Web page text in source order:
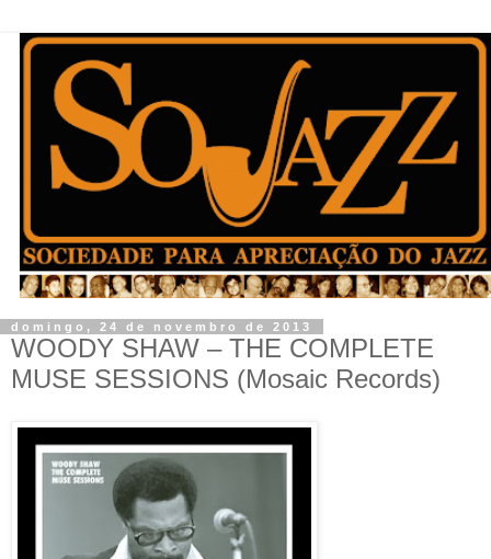
domingo, 24 de novembro de 2013
WOODY SHAW – THE COMPLETE
MUSE SESSIONS (Mosaic Records)